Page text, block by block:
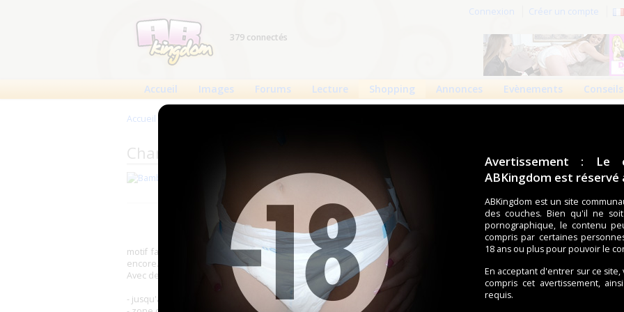
Avertissement : Le
ABKingdom est réservé
ABKingdom est un site
des couches. Bien qu'il ne
pornographique, le contenu
compris par certaines
18 ans ou plus pour pouvoir le
En acceptant d'entrer sur ce
compris cet avertissement,
requis.
Connexion Créer un compte
379 connectés
Accueil Images Forums Lecture Shopping Annonces Evènements Conseils
Accueil
Changes complets Bambino : Bambino cloudee
3
4
The Bottom Half Group
Bambino est ravi de pouvoir vous présenter la toute
nouvelle couche Bambino, Cloudee! Cette couche est
super mignonne avec un fond turquoise flatteur et un
motif fantaisie. Vous serez sur le nuage 9 lorsque vous verrez les licornes, les lunes, les ballons et plus
encore. Cette couche est épaisse, douce et confortable, tout comme les Bellissimos (double épaisseur!),
Avec de larges bandes refermables et une ceinture extensible.
- jusqu'à 4288 ml de capacité